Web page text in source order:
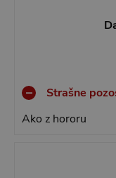
Strašne
Ako z hororu